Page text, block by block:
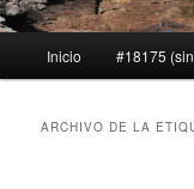
principal
Inicio #18175
ARCHIVO DE LA